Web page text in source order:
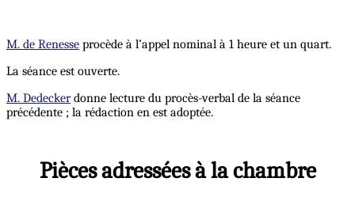
M. de Renesse procède à l’appel nominal à 1 heure et un quart.
La séance est ouverte.
M. Dedeckerdonne lecture du procès-verbal de la séance
précédente ; la rédaction en est adoptée.
Pièces adressées à la chambre